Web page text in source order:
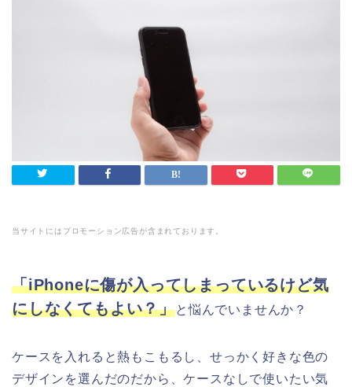
当サイトにはプロモーション広告が含まれております。
「iPhoneに傷が入ってしまっているけど気
にしなくてもよい？」と悩んでいませんか？
ケースを入れると熱もこもるし、せっかく好きな色の
デザインを選んだのだから、ケースなしで使いたい気